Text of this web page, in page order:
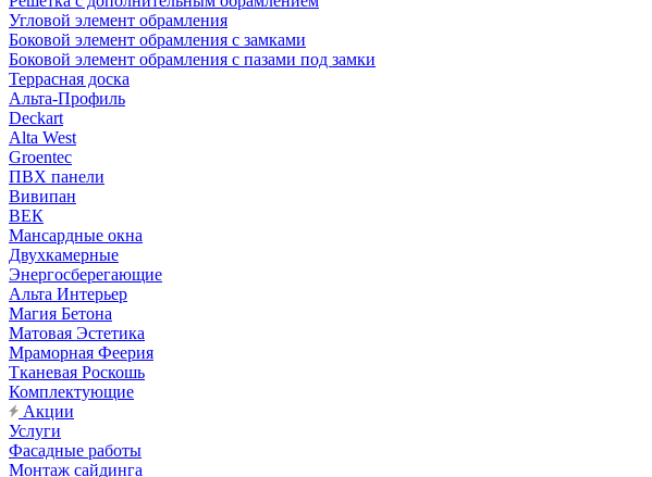
Угловой элемент обрамления
Боковой элемент обрамления с замками
Боковой элемент обрамления с пазами под замки
Террасная доска
Альта-Профиль
Deckart
Alta West
Groentec
ПВХ панели
Вивипан
ВЕК
Мансардные окна
Двухкамерные
Энергосберегающие
Альта Интерьер
Магия Бетона
Матовая Эстетика
Мраморная Феерия
Тканевая Роскошь
Комплектующие
Акции
Услуги
Фасадные работы
Монтаж сайдинга